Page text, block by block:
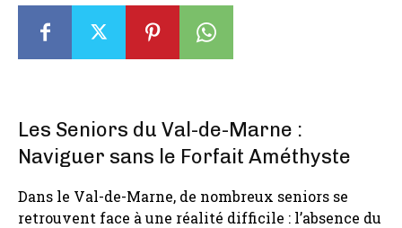
Les Seniors du Val-de-Marne :
Naviguer sans le Forfait Améthyste
Dans le Val-de-Marne, de nombreux seniors se
retrouvent face à une réalité difficile : l’absence du